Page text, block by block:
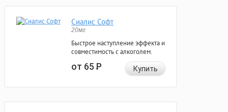
Сиалис Софт
20мг
Быстрое наступление эффекта и
совместимость с алкоголем.
от 65Р Купить